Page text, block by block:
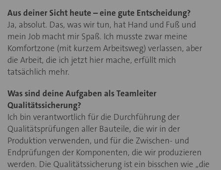
Aus deiner Sicht heute – eine gute Entscheidung?
Ja, absolut. Das, was wir tun, hat Hand und Fuß und
mein Job macht mir Spaß. Ich musste zwar meine
Komfortzone (mit kurzem Arbeitsweg) verlassen, aber
die Arbeit, die ich jetzt hier mache, erfüllt mich
tatsächlich mehr.
Was sind deine Aufgaben als Teamleiter
Qualitätssicherung?
Ich bin verantwortlich für die Durchführung der
Qualitätsprüfungen aller Bauteile, die wir in der
Produktion verwenden, und für die Zwischen- und
Endprüfungen der Komponenten, die wir produzieren
werden. Die Qualitätssicherung ist ein bisschen wie „die